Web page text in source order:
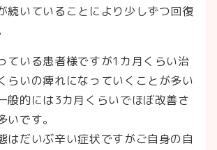
続いていることにより少しずつ回復
ている患者様ですが1カ月くらい治
らいの痺れになっていくことが多い
般的には3カ月くらいでほぼ改善さ
です。
はだいぶ辛い症状ですがご自身の自